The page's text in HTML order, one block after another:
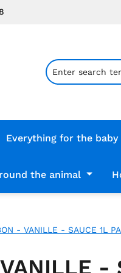
Everything for the
the animal
- VANILLE - SAUCE 1L
-